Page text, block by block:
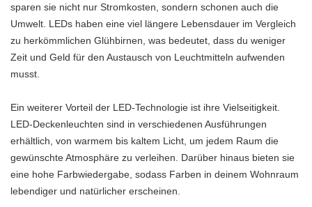
sparen sie nicht nur Stromkosten, sondern schonen auch die
Umwelt. LEDs haben eine viel längere Lebensdauer im Vergleich
zu herkömmlichen Glühbirnen, was bedeutet, dass du weniger
Zeit und Geld für den Austausch von Leuchtmitteln aufwenden
musst.
Ein weiterer Vorteil der LED-Technologie ist ihre Vielseitigkeit.
LED-Deckenleuchten sind in verschiedenen Ausführungen
erhältlich, von warmem bis kaltem Licht, um jedem Raum die
gewünschte Atmosphäre zu verleihen. Darüber hinaus bieten sie
eine hohe Farbwiedergabe, sodass Farben in deinem Wohnraum
lebendiger und natürlicher erscheinen.